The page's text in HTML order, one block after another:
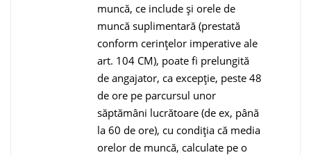
muncă, ce include şi orele de
muncă suplimentară (prestată
conform cerinţelor imperative ale
art. 104 CM), poate fi prelungită
de angajator, ca excepţie, peste 48
de ore pe parcursul unor
săptămâni lucrătoare (de ex, până
la 60 de ore), cu condiţia că media
orelor de muncă, calculate pe o